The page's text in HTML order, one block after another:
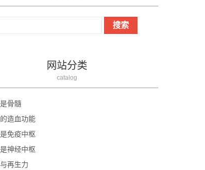
网站分类
catalog
骨髓
造血功能
免疫中枢
神经中枢
再生力